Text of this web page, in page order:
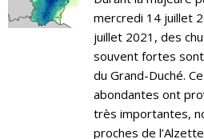
mercredi 14 juillet
juillet 2021, des
souvent fortes sont
du Grand-Duché.
abondantes ont
très importantes,
proches de